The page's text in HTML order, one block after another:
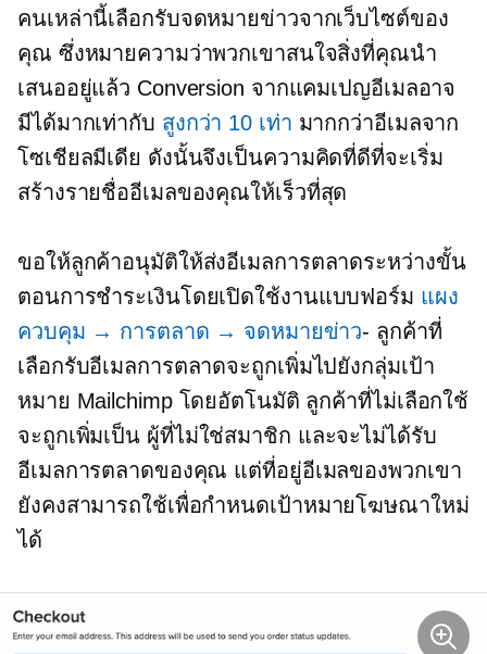
คนเหล่านี้เลือกรับจดหมายข่าวจากเว็บไซต์ของ
คุณ ซึ่งหมายความว่าพวกเขาสนใจสิ่งที่คุณนำ
เสนออยู่แล้ว Conversion จากแคมเปญอีเมลอาจ
มีได้มากเท่ากับ สูงกว่า 10 เท่า มากกว่าอีเมลจาก
โซเชียลมีเดีย ดังนั้นจึงเป็นความคิดที่ดีที่จะเริ่ม
สร้างรายชื่ออีเมลของคุณให้เร็วที่สุด
ขอให้ลูกค้าอนุมัติให้ส่งอีเมลการตลาดระหว่างขั้น
ตอนการชำระเงินโดยเปิดใช้งานแบบฟอร์ม แผง
ควบคุม → การตลาด → จดหมายข่าว- ลูกค้าที่
เลือกรับอีเมลการตลาดจะถูกเพิ่มไปยังกลุ่มเป้า
หมาย Mailсhimp โดยอัตโนมัติ ลูกค้าที่ไม่เลือกใช้
จะถูกเพิ่มเป็น ผู้ที่ไม่ใช่สมาชิก และจะไม่ได้รับ
อีเมลการตลาดของคุณ แต่ที่อยู่อีเมลของพวกเขา
ยังคงสามารถใช้เพื่อกำหนดเป้าหมายโฆษณาใหม่
ได้